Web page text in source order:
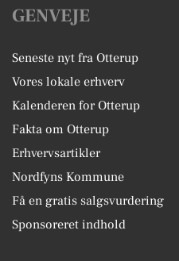
GENVEJE
Seneste nyt fra Otterup
Vores lokale erhverv
Kalenderen for Otterup
Fakta om Otterup
Erhvervsartikler
Nordfyns Kommune
Få en gratis salgsvurdering
Sponsoreret indhold